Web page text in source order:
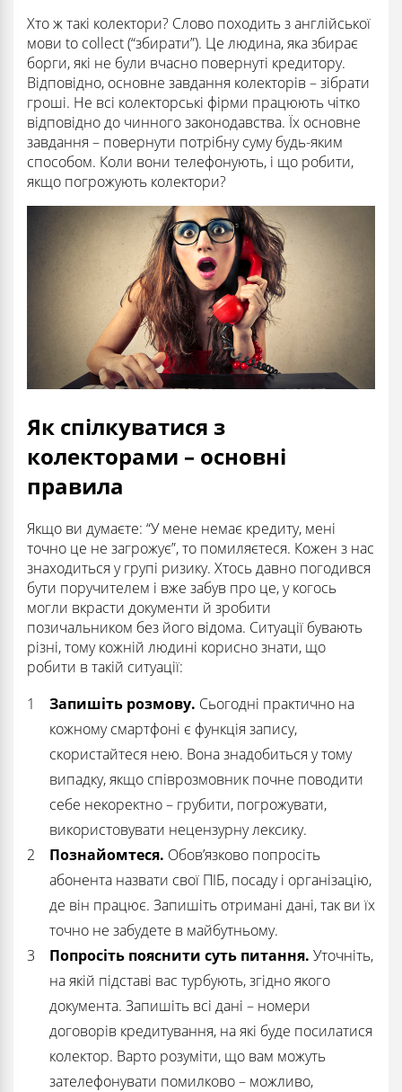
Хто ж такі колектори? Слово походить з англійської
мови to collect (“збирати”). Це людина, яка збирає
борги, які не були вчасно повернуті кредитору.
Відповідно, основне завдання колекторів – зібрати
гроші. Не всі колекторські фірми працюють чітко
відповідно до чинного законодавства. Їх основне
завдання – повернути потрібну суму будь-яким
способом. Коли вони телефонують, і що робити,
якщо погрожують колектори?
Як спілкуватися з
колекторами – основні
правила
Якщо ви думаєте: “У мене немає кредиту, мені
точно це не загрожує”, то помиляєтеся. Кожен з нас
знаходиться у групі ризику. Хтось давно погодився
бути поручителем і вже забув про це, у когось
могли вкрасти документи й зробити
позичальником без його відома. Ситуації бувають
різні, тому кожній людині корисно знати, що
робити в такій ситуації:
Запишіть розмову. Сьогодні практично на
кожному смартфоні є функція запису,
скористайтеся нею. Вона знадобиться у тому
випадку, якщо співрозмовник почне поводити
себе некоректно – грубити, погрожувати,
використовувати нецензурну лексику.
Познайомтеся. Обов’язково попросіть
абонента назвати свої ПІБ, посаду і організацію,
де він працює. Запишіть отримані дані, так ви їх
точно не забудете в майбутньому.
Попросіть пояснити суть питання. Уточніть,
на якій підставі вас турбують, згідно якого
документа. Запишіть всі дані – номери
договорів кредитування, на які буде посилатися
колектор. Варто розуміти, що вам можуть
зателефонувати помилково – можливо,